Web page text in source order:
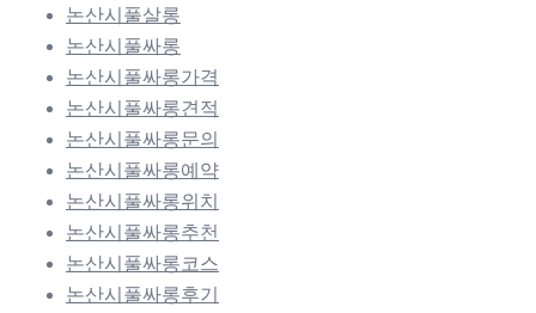
논산시풀살롱
논산시풀싸롱
논산시풀싸롱가격
논산시풀싸롱견적
논산시풀싸롱문의
논산시풀싸롱예약
논산시풀싸롱위치
논산시풀싸롱추천
논산시풀싸롱코스
논산시풀싸롱후기